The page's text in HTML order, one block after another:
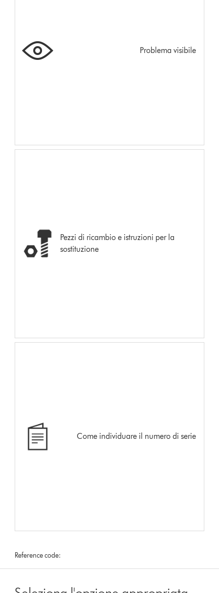
Problema visibile
Pezzi di ricambio e istruzioni per la
sostituzione
Come individuare il numero di serie
Reference code: